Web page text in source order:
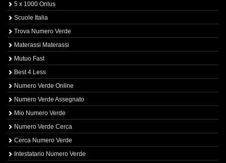
5 x 1000 Onlus
Scuole Italia
Trova Numero Verde
Materassi Materassi
Mutuo Fast
Best 4 Less
Numero Verde Online
Numero Verde Assegnato
Mio Numero Verde
Numero Verde Cerca
Cerca Numero Verde
Intestatario Numero Verde